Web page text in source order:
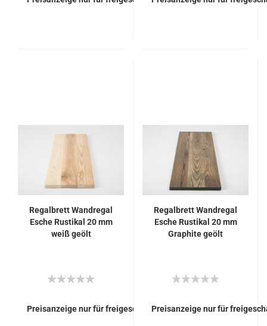
Regalbrett Wandregal
Esche Rustikal 20 mm
weiß geölt
Preisanzeige nur für freigeschaltete Kunden
Regalbrett Wandregal
Esche Rustikal 20 mm
Graphite geölt
Preisanzeige nur für